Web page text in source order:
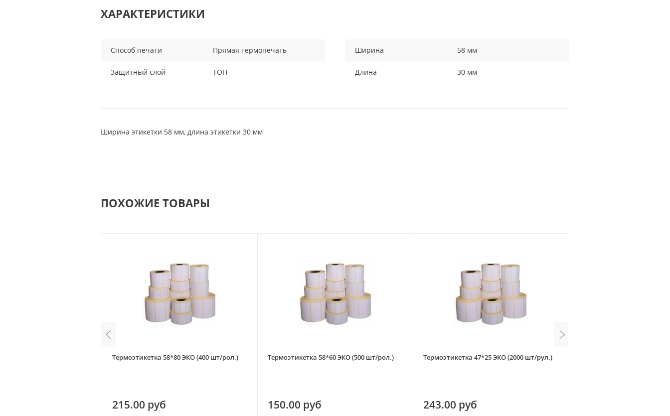
ХАРАКТЕРИСТИКИ
Способ печати Прямая термопечать
Защитный слой ТОП
Ширина 58 мм
Длина 30 мм
Ширина этикетки 58 мм, длина этикетки 30 мм
ПОХОЖИЕ ТОВАРЫ
Термоэтикетка 58*80 ЭКО (400 шт/рол.)
215.00 руб
Термоэтикетка 58*60 ЭКО (500 шт/рол.)
150.00 руб
Термоэтикетка 47*25 ЭКО (2000 шт/рул.)
243.00 руб